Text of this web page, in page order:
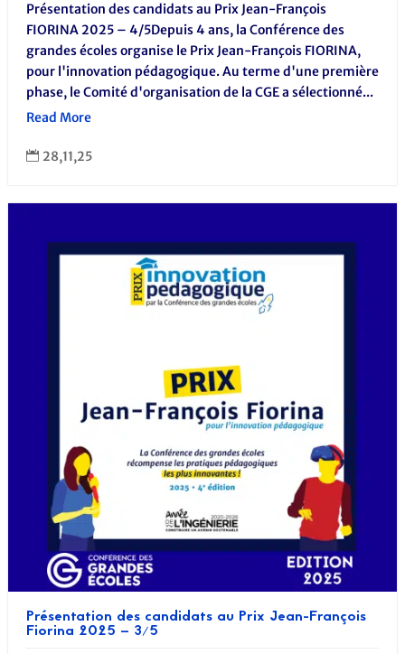
Présentation des candidats au Prix Jean-François
FIORINA 2025 – 4/5Depuis 4 ans, la Conférence des
grandes écoles organise le Prix Jean-François FIORINA,
pour l'innovation pédagogique. Au terme d'une première
phase, le Comité d'organisation de la CGE a sélectionné...
Read More
 28,11,25
Présentation des candidats au Prix Jean-François
Fiorina 2025 – 3/5